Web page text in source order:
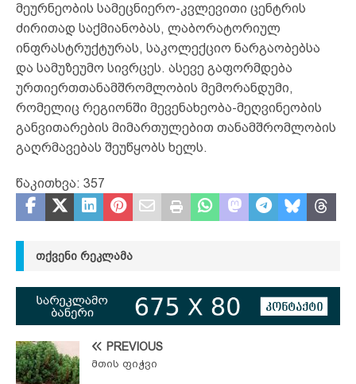
მეურნეობის სამეცნიერო-კვლევითი ცენტრის
ძირითად საქმიანობას, ლაბორატორიულ
ინფრასტრუქტურას, საკოლექციო ნარგაობებსა
და სამუზეუმო სივრცეს. ასევე გაფორმდება
ურთიერთთანამშრომლობის მემორანდუმი,
რომელიც რეგიონში მევენახეობა-მეღვინეობის
განვითარების მიმართულებით თანამშრომლობის
გაღრმავებას შეუწყობს ხელს.
წაკითხვა: 357
ᲗᲥᲕᲔᲜᲘ ᲠᲔᲙᲚᲐᲛᲐ
PREVIOUS
მთის ფიჭვი